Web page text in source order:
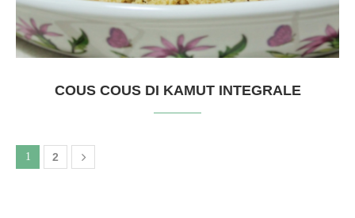
COUS COUS DI KAMUT INTEGRALE
1 2